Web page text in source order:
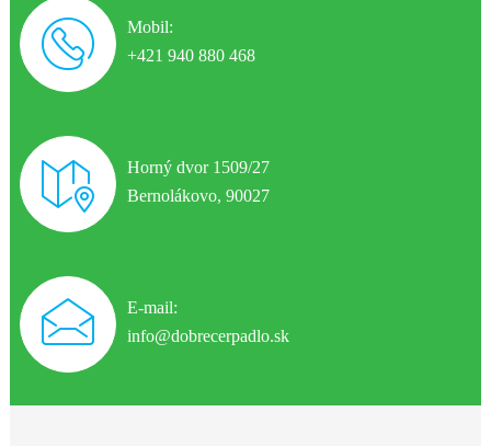
Mobil:
+421 940 880 468
Horný dvor 1509/27
Bernolákovo, 90027
E-mail:
info@dobrecerpadlo.sk